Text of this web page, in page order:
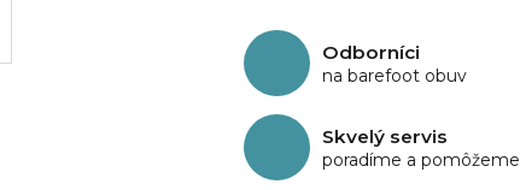
Odborníci
na barefoot obuv
Skvelý servis
poradíme a pomôžeme